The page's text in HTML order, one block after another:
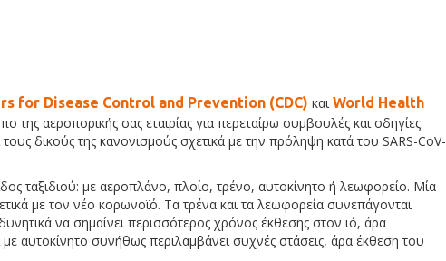
for Disease Control and Prevention (CDC) και World Health
της αεροπορικής σας εταιρίας για περεταίρω συμβουλές και οδηγίες.
δικούς της κανονισμούς σχετικά με την πρόληψη κατά του SARS-CoV-
ταξιδιού: με αεροπλάνο, πλοίο, τρένο, αυτοκίνητο ή λεωφορείο. Μία
με τον νέο κορωνοϊό. Τα τρένα και τα λεωφορεία συνεπάγονται
να σημαίνει περισσότερος χρόνος έκθεσης στον ιό, άρα
αυτοκίνητο συνήθως περιλαμβάνει συχνές στάσεις, άρα έκθεση του